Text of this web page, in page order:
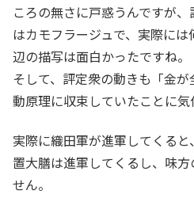
ころの無さに戸惑うんですが
はカモフラージュで、実際に
辺の描写は面白かったですね。
そして、評定衆の動きも「金
動原理に収束していたことに気
実際に織田軍が進軍してくる
置大膳は進軍してくるし、味
せん。